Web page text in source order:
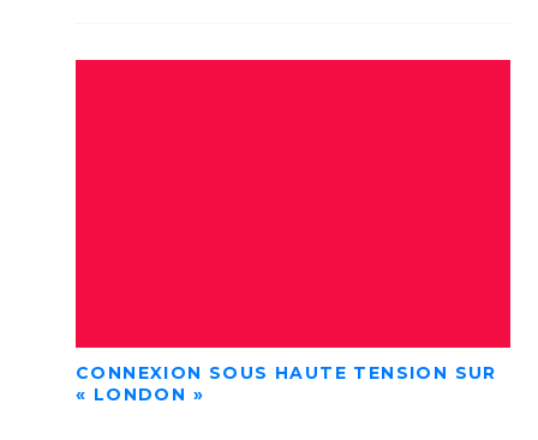
CONNEXION SOUS HAUTE TENSION SUR
« LONDON »